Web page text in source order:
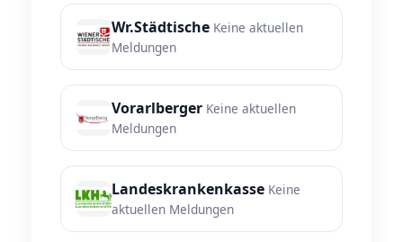
Wr.Städtische Keine aktuellen
Meldungen
Vorarlberger Keine aktuellen
Meldungen
Landeskrankenkasse Keine
aktuellen Meldungen